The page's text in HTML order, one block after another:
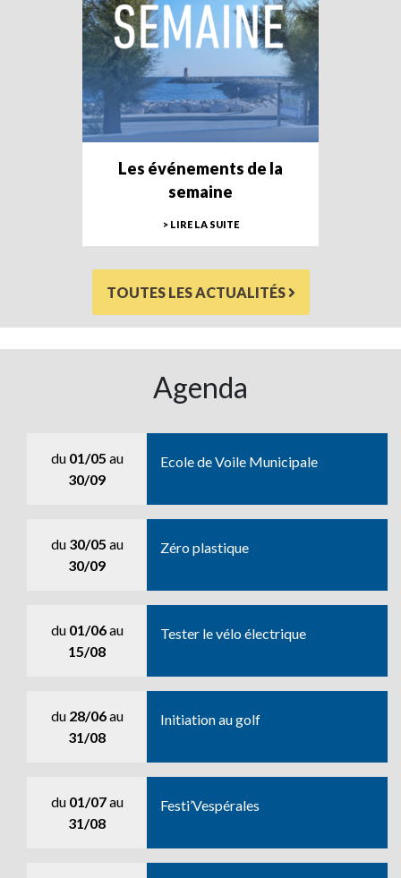
Les événements de la
semaine
> LIRE LA SUITE
TOUTES LES ACTUALITÉS
Agenda
du 01/05 au
30/09
Ecole de Voile Municipale
du 30/05 au
30/09
Zéro plastique
du 01/06au
15/08
Tester le vélo électrique
du 28/06au
31/08
Initiation au golf
du 01/07au
31/08
Festi’Vespérales